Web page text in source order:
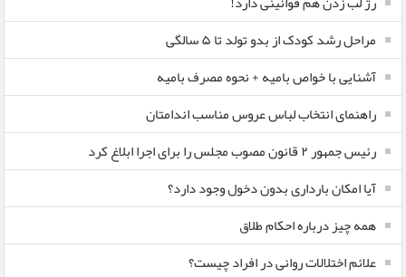
مراحل رشد کودک از بدو تولد تا ۵ سالگی
آشنایی با خواص بامیه + نحوه مصرف بامیه
راهنمای انتخاب لباس عروس مناسب اندامتان
رئیس جمهور ۲ قانون مصوب مجلس را برای اجرا ابلاغ کرد
آیا امکان بارداری بدون دخول وجود دارد؟
همه چیز درباره احکام طلاق
علائم اختلالات روانی در افراد چیست؟